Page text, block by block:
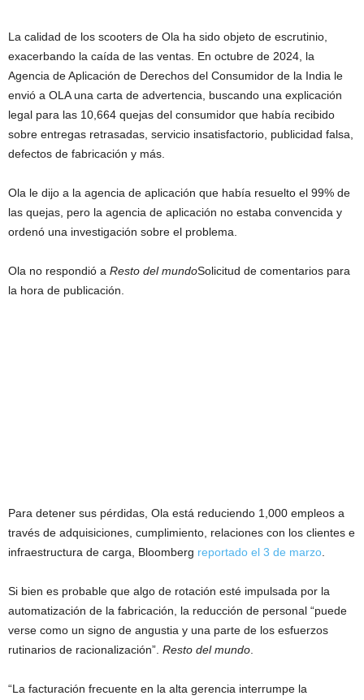
La calidad de los scooters de Ola ha sido objeto de escrutinio,
exacerbando la caída de las ventas. En octubre de 2024, la
Agencia de Aplicación de Derechos del Consumidor de la India le
envió a OLA una carta de advertencia, buscando una explicación
legal para las 10,664 quejas del consumidor que había recibido
sobre entregas retrasadas, servicio insatisfactorio, publicidad falsa,
defectos de fabricación y más.
Ola le dijo a la agencia de aplicación que había resuelto el 99% de
las quejas, pero la agencia de aplicación no estaba convencida y
ordenó una investigación sobre el problema.
Ola no respondió a Resto del mundoSolicitud de comentarios para
la hora de publicación.
Para detener sus pérdidas, Ola está reduciendo 1,000 empleos a
través de adquisiciones, cumplimiento, relaciones con los clientes e
infraestructura de carga, Bloomberg reportado el 3 de marzo
Si bien es probable que algo de rotación esté impulsada por la
automatización de la fabricación, la reducción de personal “puede
verse como un signo de angustia y una parte de los esfuerzos
rutinarios de racionalización”. Resto del mundo
“La facturación frecuente en la alta gerencia interrumpe la